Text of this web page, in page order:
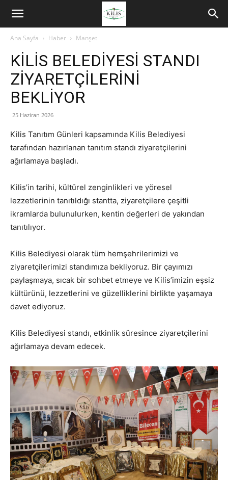
Ana Sayfa Haber Manşet
KİLİS BELEDİYESİ STANDI
ZİYARETÇİLERİNİ
BEKLİYOR
25 Haziran 2026
Kilis Tanıtım Günleri kapsamında Kilis Belediyesi
tarafından hazırlanan tanıtım standı ziyaretçilerini
ağırlamaya başladı.
Kilis’in tarihi, kültürel zenginlikleri ve yöresel
lezzetlerinin tanıtıldığı stantta, ziyaretçilere çeşitli
ikramlarda bulunulurken, kentin değerleri de yakından
tanıtılıyor.
Kilis Belediyesi olarak tüm hemşehrilerimizi ve
ziyaretçilerimizi standımıza bekliyoruz. Bir çayımızı
paylaşmaya, sıcak bir sohbet etmeye ve Kilis’imizin eşsiz
kültürünü, lezzetlerini ve güzelliklerini birlikte yaşamaya
davet ediyoruz.
Kilis Belediyesi standı, etkinlik süresince ziyaretçilerini
ağırlamaya devam edecek.